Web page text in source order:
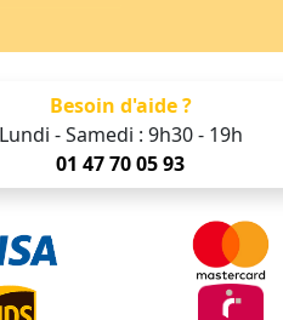
Besoin d'aide ?
Lundi - Samedi : 9h30 - 19h
01 47 70 05 93